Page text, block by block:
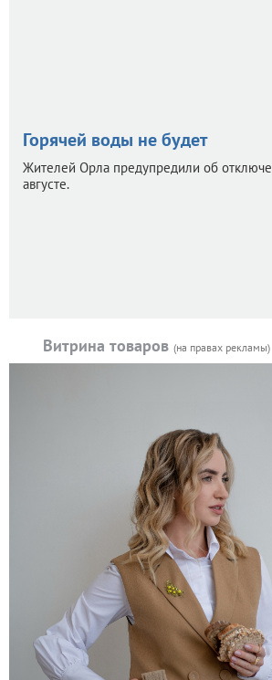
Горячей воды не будет
Жителей Орла предупредили об
августе.
Витрина товаров (на правах рекламы)